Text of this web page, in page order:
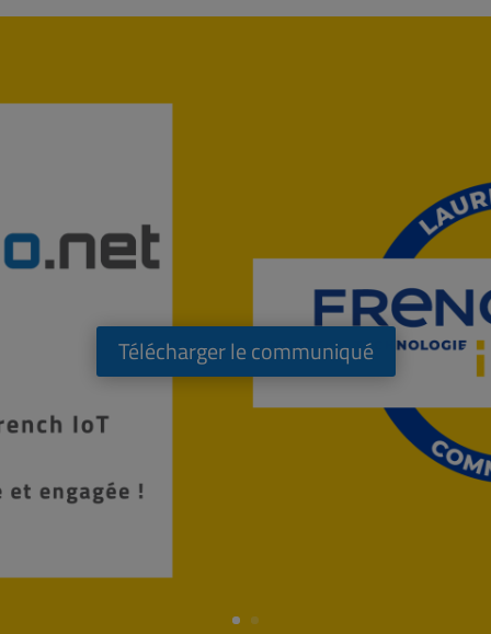
Télécharger le communiqué